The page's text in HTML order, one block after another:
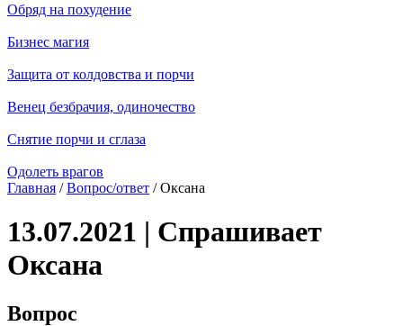
Обряд на похудение
Бизнес магия
Защита от колдовства и порчи
Венец безбрачия, одиночество
Снятие порчи и сглаза
Одолеть врагов
Главная /Вопрос/ответ / Оксана
13.07.2021 | Спрашивает
Оксана
Вопрос